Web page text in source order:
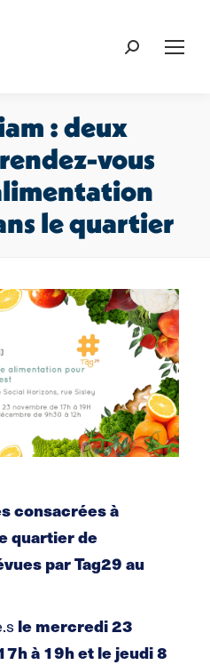
Recherche
: deux
vous
le quartier
consacrées à
quartier de
par Tag29 au
le mercredi 23
à 19h et le jeudi 8